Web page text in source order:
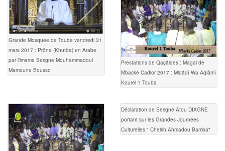
Grande Mosquée de Touba vendredi 31
mars 2017 : Prône (Khutba) en Arabe
par l’imame Serigne Mouhammadoul
Mamoune Bousso
Prestations de Qaçâides : Magal de
Mbacké Cadior 2017 : Midâdî Wa Aqlâmî
Kourel 1 Touba
Déclaration de Serigne Atou DIAGNE
portant sur les Grandes Journées
Culturelles " Cheikh Ahmadou Bamba"